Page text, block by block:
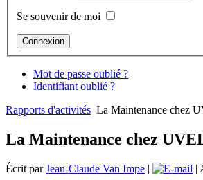
Se souvenir de moi
Mot de passe oublié ?
Identifiant oublié ?
Rapports d'activités La Maintenance chez
La Maintenance chez
Écrit parJean-Claude Van Impe |
|